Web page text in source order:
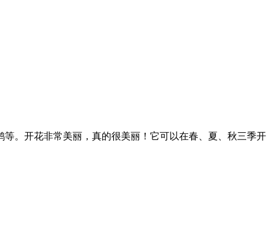
。开花非常美丽，真的很美丽！它可以在春、夏、秋三季开